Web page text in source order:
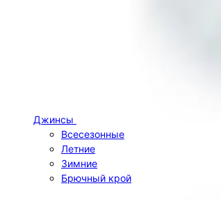
Джинсы
Всесезонные
Летние
Зимние
Брючный крой